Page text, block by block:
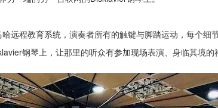
远程教育系统，演奏者所有的触键与脚踏运动，每个细
钢琴上，让那里的听众有参加现场表演、身临其境的